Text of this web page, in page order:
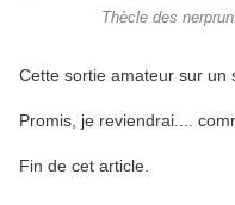
Thècle des
Cette sortie amateur sur un
Promis, je reviendrai....
Fin de cet article.